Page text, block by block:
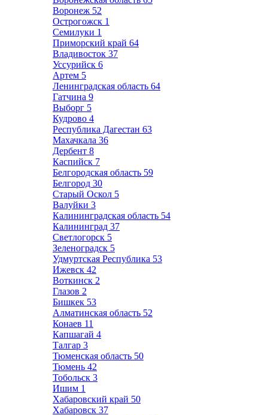
Воронеж 52
Острогожск 1
Семилуки 1
Приморский край 64
Владивосток 37
Уссурийск 6
Артем 5
Ленинградская область 64
Гатчина 9
Выборг 5
Кудрово 4
Республика Дагестан 63
Махачкала 36
Дербент 8
Каспийск 7
Белгородская область 59
Белгород 30
Старый Оскол 5
Валуйки 3
Калининградская область 54
Калининград 37
Светлогорск 5
Зеленоградск 5
Удмуртская Республика 53
Ижевск 42
Воткинск 2
Глазов 2
Бишкек 53
Алматинская область 52
Конаев 11
Капшагай 4
Талгар 3
Тюменская область 50
Тюмень 42
Тобольск 3
Ишим 1
Хабаровский край 50
Хабаровск 37